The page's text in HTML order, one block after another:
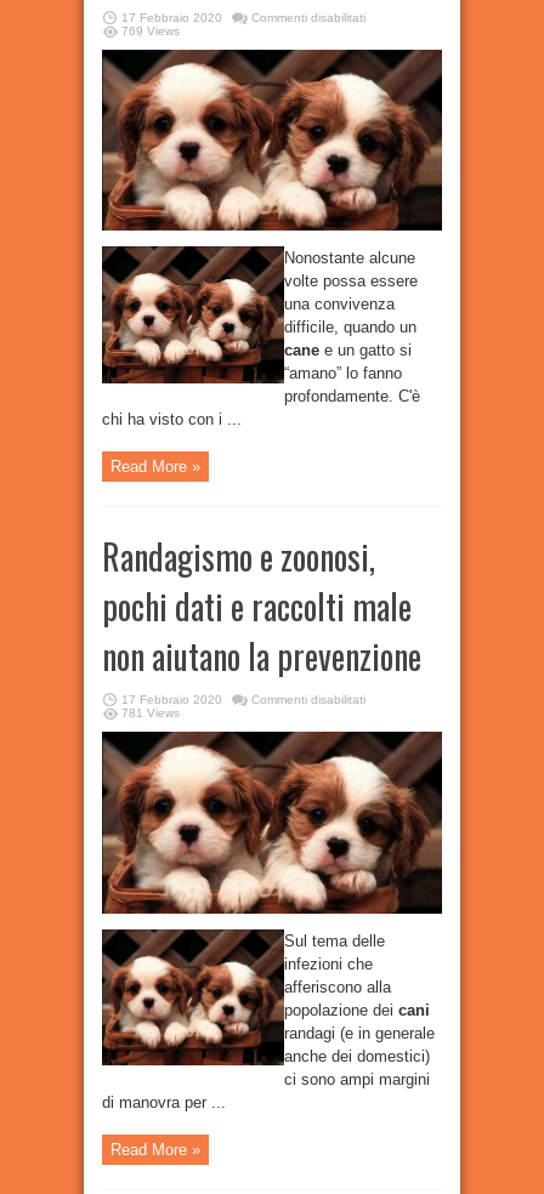
17 Febbraio 2020 Commenti disabilitatisu
gatti
amici
di
pisolino:
le
immagini
più
tenere
di
sonnellini
“pelosi”
769 Views
Nonostante alcune
volte possa essere
una convivenza
difficile, quando un
cane e un gatto si
“amano” lo fanno
profondamente. C'è
chi ha visto con i ...
Read More »
Randagismo e zoonosi,
pochi dati e raccolti male
non aiutano la prevenzione
17 Febbraio 2020 Commenti disabilitatisu
zoonosi,
pochi
dati
raccolti
male
non
aiutano
la
prevenzione
781 Views
Sul tema delle
infezioni che
afferiscono alla
popolazione dei cani
randagi (e in generale
anche dei domestici)
ci sono ampi margini
di manovra per ...
Read More »